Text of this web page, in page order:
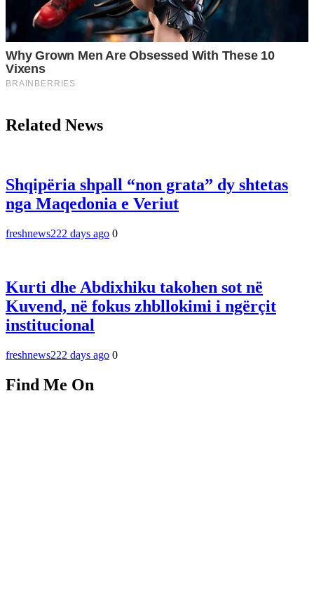
Related News
Shqipëria shpall “non grata” dy shtetas
nga Maqedonia e Veriut
freshnews222 days ago 0
Kurti dhe Abdixhiku takohen sot në
Kuvend, në fokus zhbllokimi i ngërçit
institucional
freshnews222 days ago 0
Find Me On